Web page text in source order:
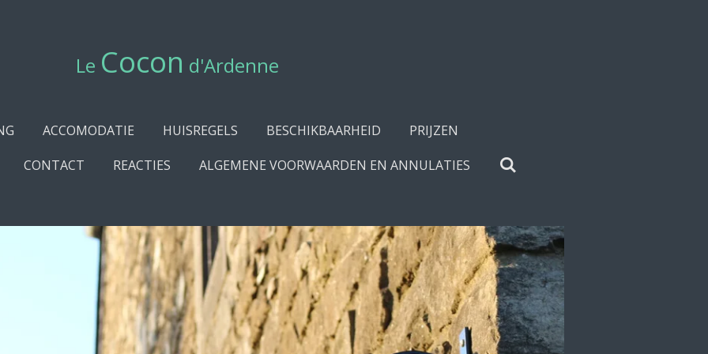
Le Cocon d'Ardenne
ACCOMODATIE HUISREGELS BESCHIKBAARHEID
PRIJZEN
CONTACT REACTIES ALGEMENE VOORWAARDEN EN ANNULATIES